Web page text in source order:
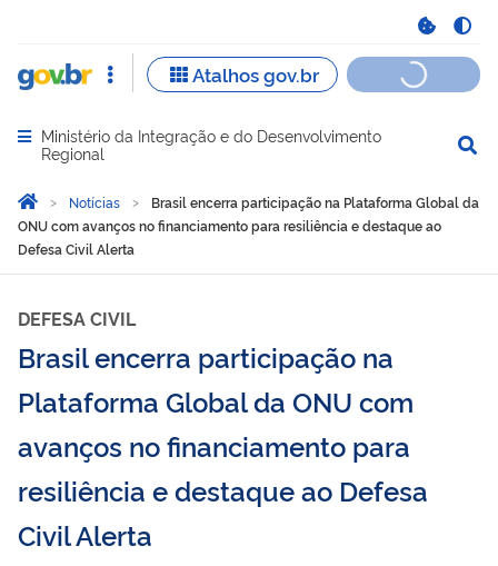
Abrir menu principal de navegação
Ministério da Integração e do Desenvolvimento
Regional
Você está aqui:
Página Inicial
Notícias
Brasil encerra participação na Plataforma Global da
ONU com avanços no financiamento para resiliência e destaque ao
Defesa Civil Alerta
DEFESA CIVIL
Brasil encerra participação na
Plataforma Global da ONU com
avanços no financiamento para
resiliência e destaque ao Defesa
Civil Alerta